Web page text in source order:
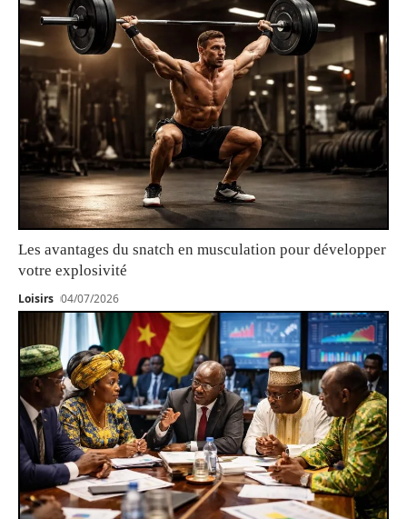
Les avantages du snatch en musculation pour développer
votre explosivité
Loisirs 04/07/2026